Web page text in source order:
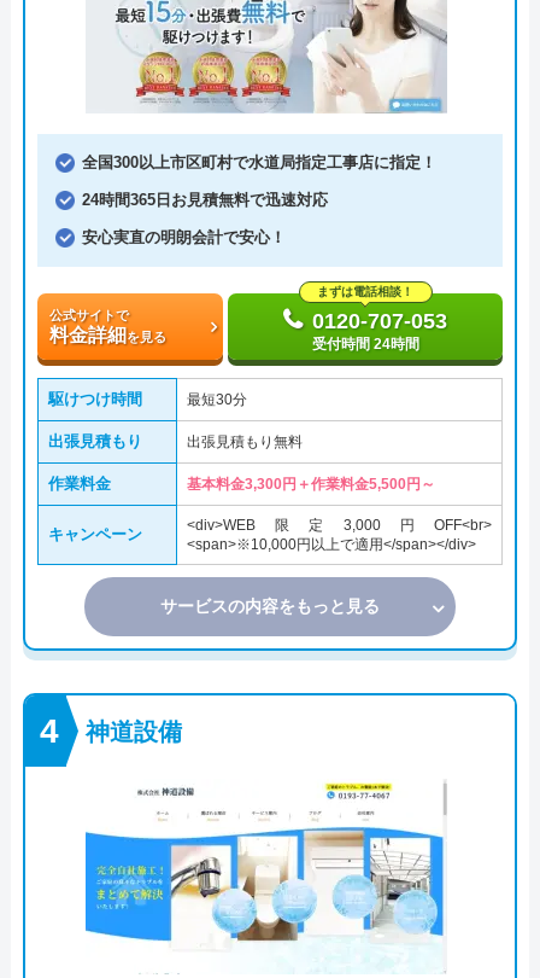
全国300以上市区町村で水道局指定工事店に指定！
24時間365日お見積無料で迅速対応
安心実直の明朗会計で安心！
公式サイトで
料金詳細を見る
まずは電話相談！
0120-707-053
受付時間 24時間
駆けつけ時間 最短30分
出張見積もり 出張見積もり無料
作業料金 基本料金3,300円＋作業料金5,500円～
キャンペーン
<div>WEB限定3,000円OFF<br>
<span>※10,000円以上で適用</span></div>
サービスの内容をもっと見る
神道設備